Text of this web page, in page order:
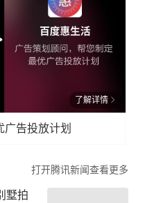
了解详情
告投放计划
打开腾讯新闻查看更多
墅拍